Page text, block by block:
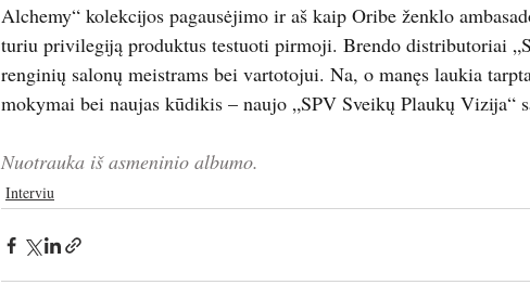
Alchemy“ kolekcijos pagausėjimo ir aš kaip Oribe ženklo
turiu privilegiją produktus testuoti pirmoji. Brendo distributoriai
renginių salonų meistrams bei vartotojui. Na, o manęs laukia
mokymai bei naujas kūdikis – naujo „SPV Sveikų Plaukų Vizija“
Nuotrauka iš asmeninio albumo.
Interviu